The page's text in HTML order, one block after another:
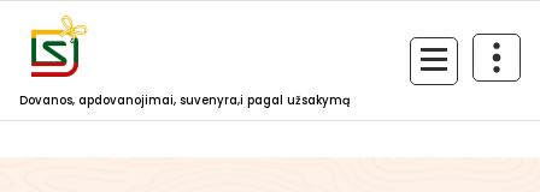
content
Dovanos, apdovanojimai, suvenyra,i pagal užsakymą